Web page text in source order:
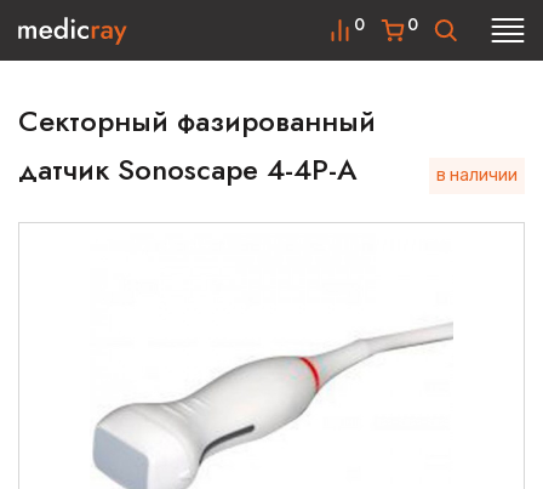
0
0
Секторный фазированный
датчик Sonoscape 4-4P-A
в наличии